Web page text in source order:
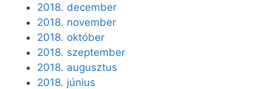
2018. december
2018. november
2018. október
2018. szeptember
2018. augusztus
2018. június